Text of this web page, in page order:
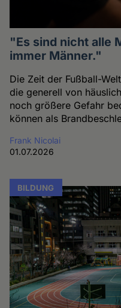
"Es sind nicht alle
immer Männer."
Die Zeit der Fußball-
die generell von
noch größere Gefahr
können als
Frank Nicolai
01.07.2026
BILDUNG